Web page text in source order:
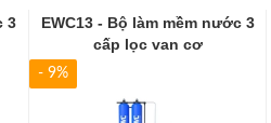
3
EWC13 - Bộ làm mềm nước 3
cấp lọc van cơ
- 9%